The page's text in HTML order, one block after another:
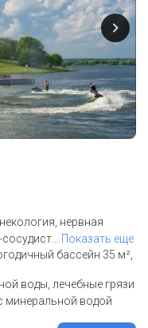
нервная
… Показать еще
бассейн 35 м²,
воды, лечебные грязи
минеральной водой